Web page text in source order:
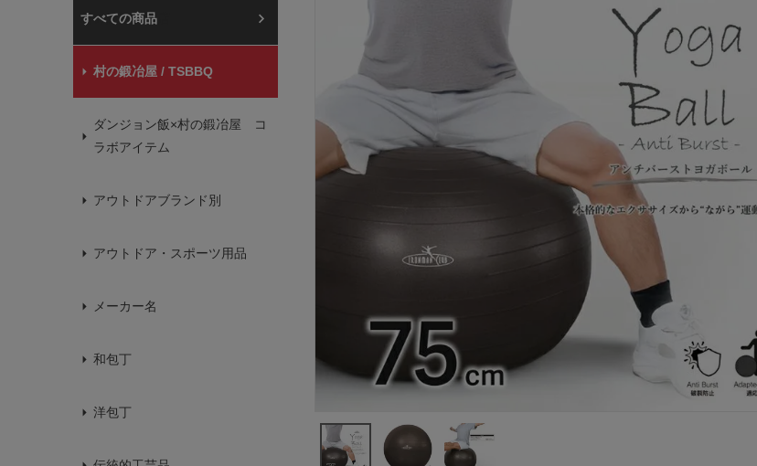
村の鍛冶屋本店
村の鍛冶屋 / TSBBQ
ダンジョン飯×村の鍛冶屋 コ
ラボアイテム
アウトドアブランド別
アウトドア・スポーツ用品
メーカー名
和包丁
洋包丁